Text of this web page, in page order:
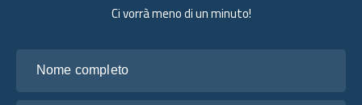
Ci vorrà meno di un minuto!